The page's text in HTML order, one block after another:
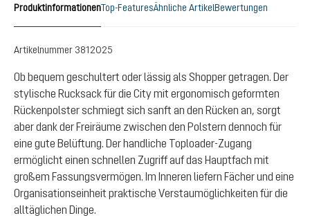
ProduktinformationenTop-FeaturesÄhnliche ArtikelBewertungen
Artikelnummer 3812025
Ob bequem geschultert oder lässig als Shopper getragen. Der
stylische Rucksack für die City mit ergonomisch geformten
Rückenpolster schmiegt sich sanft an den Rücken an, sorgt
aber dank der Freiräume zwischen den Polstern dennoch für
eine gute Belüftung. Der handliche Toploader-Zugang
ermöglicht einen schnellen Zugriff auf das Hauptfach mit
großem Fassungsvermögen. Im Inneren liefern Fächer und eine
Organisationseinheit praktische Verstaumöglichkeiten für die
alltäglichen Dinge.